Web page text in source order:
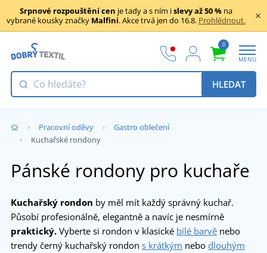
Srpnové rozpouštění cen je tady a s ním islevy až 50 % na
vybrané kousky značky Malfini. Akce trvá jen do 16.8. Prohlédnout.
0
MENU
HLEDAT
Pracovní oděvy
Gastro oblečení
Kuchařské rondony
Pánské rondony pro kuchaře
Kuchařský rondon by měl mít každý správný kuchař.
Působí profesionálně, elegantně a navíc je nesmírně
praktický. Vyberte si rondon v klasické bílé barvě nebo
trendy černý kuchařský rondon s krátkým nebo dlouhým